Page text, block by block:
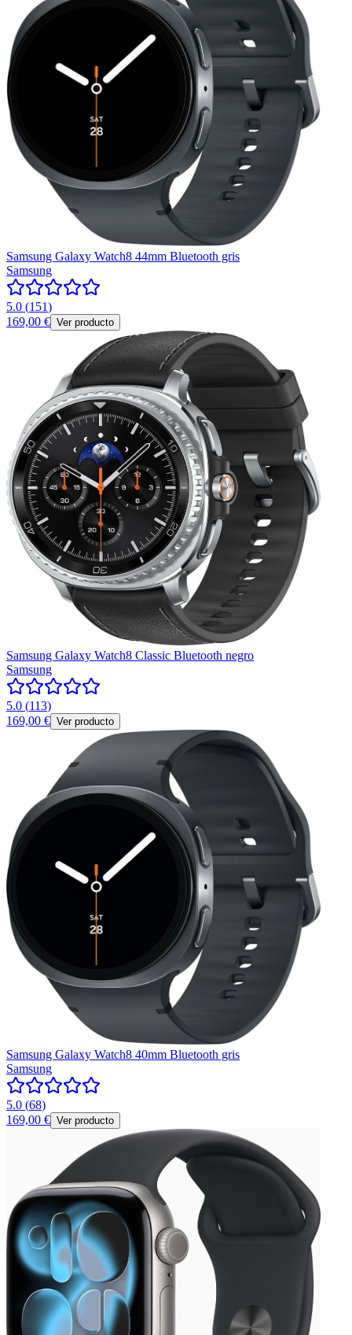
Samsung Galaxy Watch8 44mm Bluetooth gris
Samsung
5.0 (151)
169,00 € Ver producto
Samsung Galaxy Watch8 Classic Bluetooth negro
Samsung
5.0 (113)
169,00 € Ver producto
Samsung Galaxy Watch8 40mm Bluetooth gris
Samsung
5.0 (68)
169,00 € Ver producto